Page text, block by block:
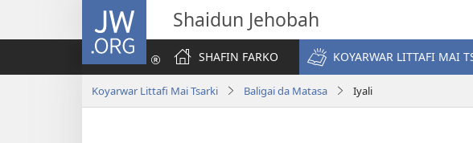
JW.ORG Shaidun Jehobah
SHAFIN FARKO
KOYARWAR LITTAFI MAI
Koyarwar Littafi Mai Tsarki Baligai da Matasa Iyali